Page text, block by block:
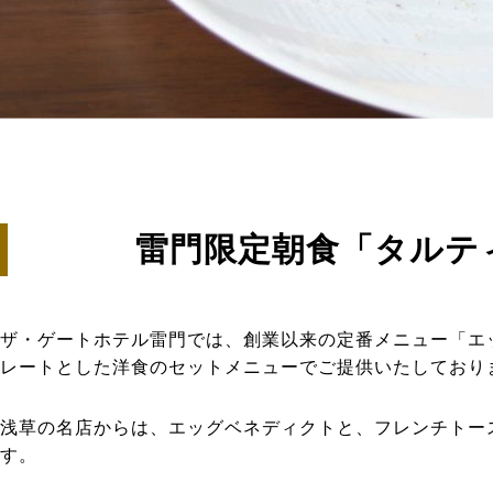
雷門限定朝食「タル
ザ・ゲートホテル雷門では、創業以来の定番メニュー「
レートとした洋食のセットメニューでご提供いたしており
浅草の名店からは、エッグベネディクトと、フレンチト
す。